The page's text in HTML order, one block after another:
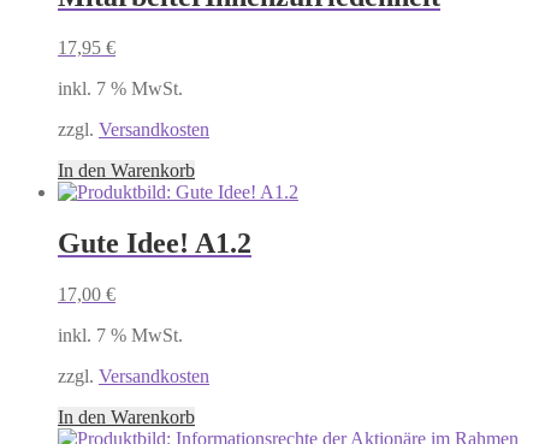
17,95 €
inkl. 7 % MwSt.
zzgl. Versandkosten
In den Warenkorb
Gute Idee! A1.2
17,00 €
inkl. 7 % MwSt.
zzgl. Versandkosten
In den Warenkorb